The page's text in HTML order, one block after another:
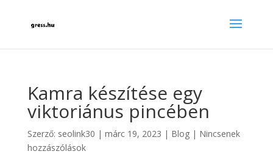
Kamra készítése egy
viktoriánus pincében
Szerző: seolink30 | márc 19, 2023 | Blog| Nincsenek
hozzászólások